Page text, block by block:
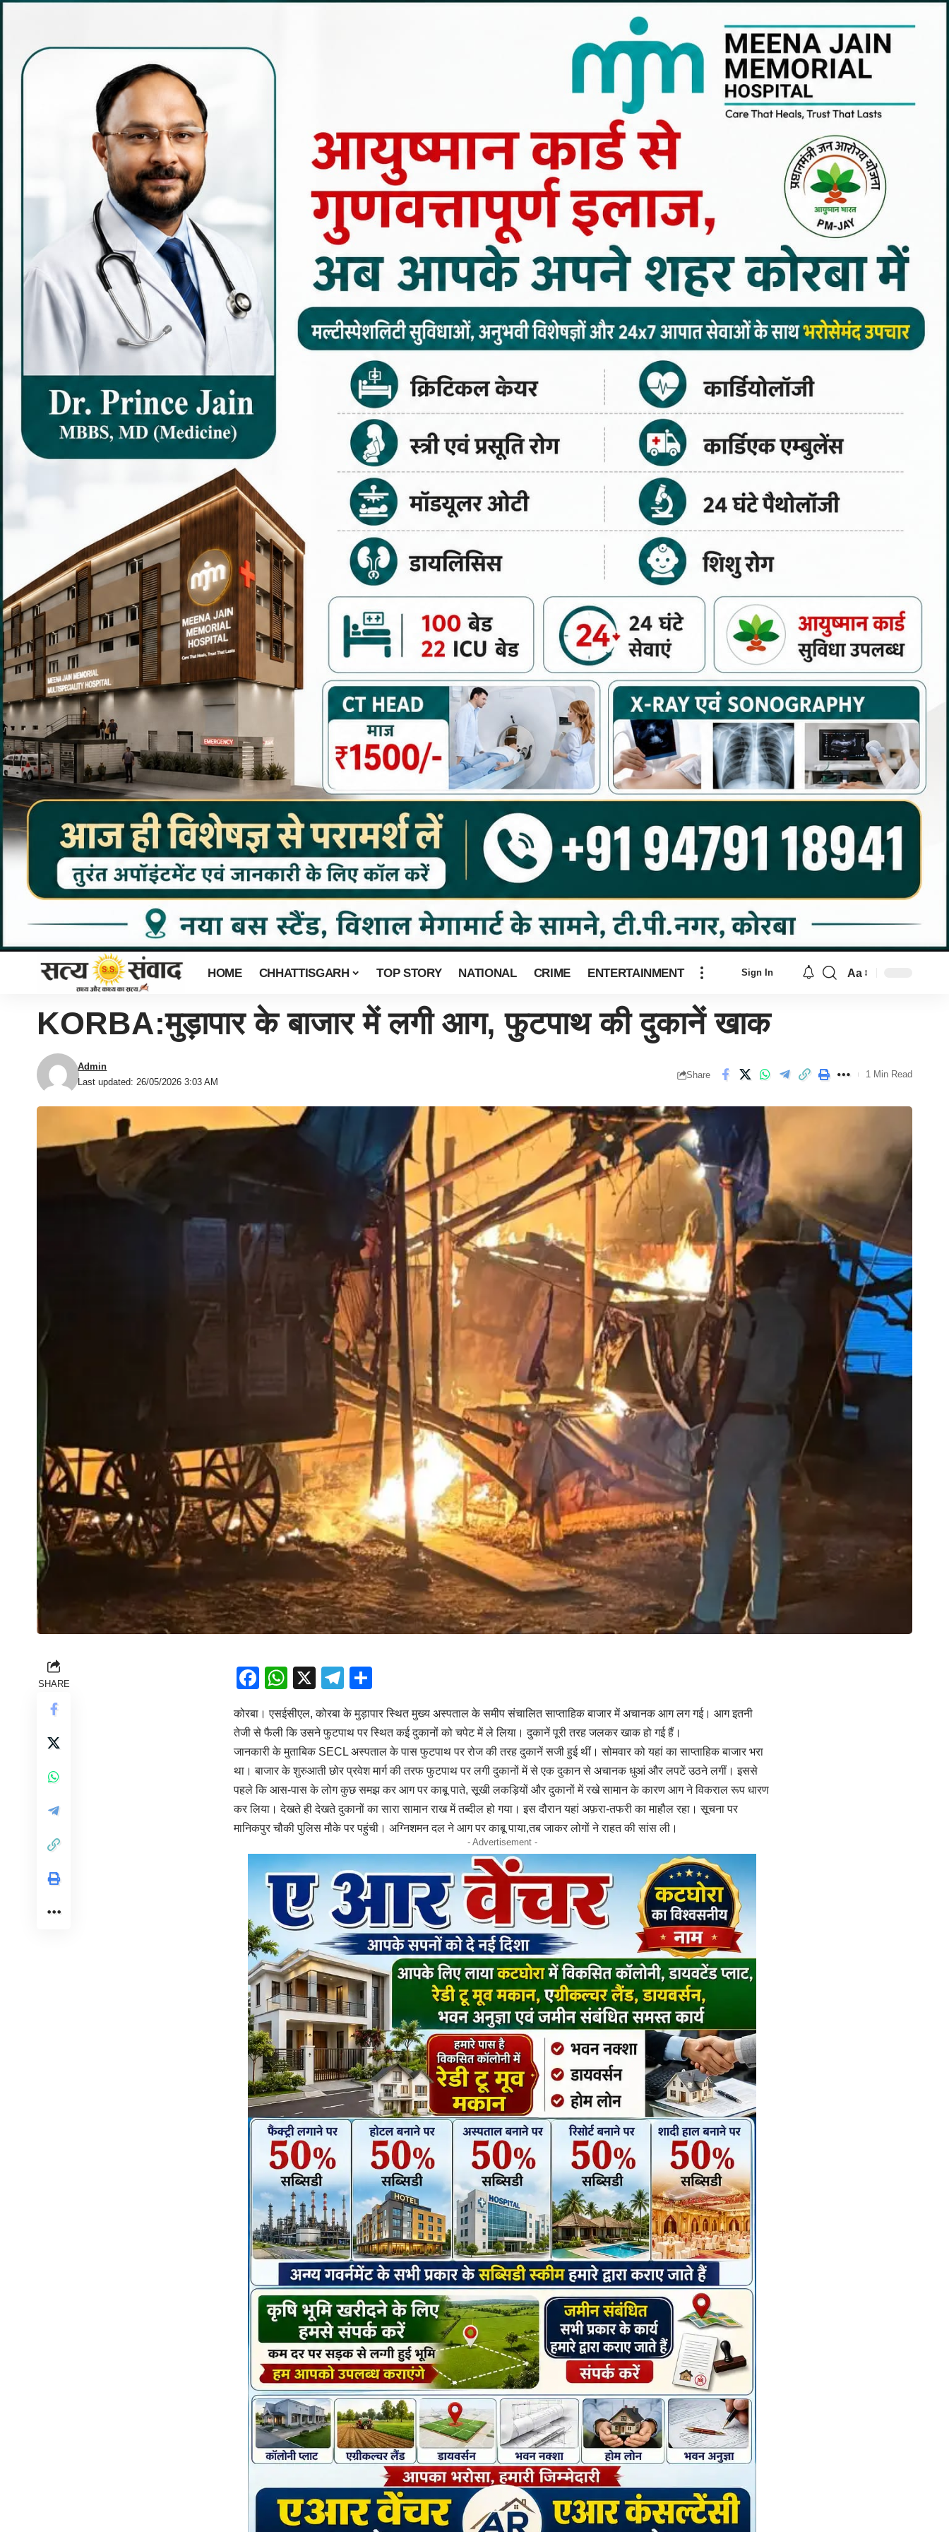
HOME CHHATTISGARH TOP STORY NATIONAL CRIME ENTERTAINMENT Sign In Aa
KORBA:मुड़ापार के बाजार में लगी आग, फुटपाथ की दुकानें खाक
Last updated: 26/05/2026 3:03 AM
Admin
Share 1 Min Read
SHARE Facebook
WhatsApp
X Telegram
कोरबा। एसईसीएल, कोरबा के मुड़ापार स्थित मुख्य अस्पताल के समीप संचालित साप्ताहिक बाजार में अचानक आग लग गई। आग इतनी
तेजी से फैली कि उसने फुटपाथ पर स्थित कई दुकानों को चपेट में ले लिया। दुकानें पूरी तरह जलकर खाक हो गई हैं।
जानकारी के मुताबिक SECL अस्पताल के पास फुटपाथ पर रोज की तरह दुकानें सजी हुई थीं। सोमवार को यहां का साप्ताहिक बाजार भरा
था। बाजार के शुरुआती छोर प्रवेश मार्ग की तरफ फुटपाथ पर लगी दुकानों में से एक दुकान से अचानक धुआं और लपटें उठने लगीं। इससे
पहले कि आस-पास के लोग कुछ समझ कर आग पर काबू पाते, सूखी लकड़ियों और दुकानों में रखे सामान के कारण आग ने विकराल रूप धारण
कर लिया। देखते ही देखते दुकानों का सारा सामान राख में तब्दील हो गया। इस दौरान यहां अफ़रा-तफरी का माहौल रहा। सूचना पर
मानिकपुर चौकी पुलिस मौके पर पहुंची। अग्निशमन दल ने आग पर काबू पाया,तब जाकर लोगों ने राहत की सांस ली।
- Advertisement -